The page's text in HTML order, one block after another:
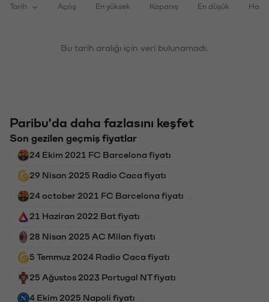
Tarih Açılış En yüksek Kapanış En düşük
Bu tarih aralığı için veri bulunamadı.
Paribu'da daha fazlasını keşfet
Son gezilen geçmiş fiyatlar
24 Ekim 2021 FC Barcelona fiyatı
29 Nisan 2025 Radio Caca fiyatı
24 october 2021 FC Barcelona fiyatı
21 Haziran 2022 Bat fiyatı
28 Nisan 2025 AC Milan fiyatı
5 Temmuz 2024 Radio Caca fiyatı
25 Ağustos 2023 Portugal NT fiyatı
4 Ekim 2025 Napoli fiyatı